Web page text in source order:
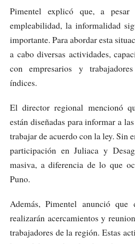
Pimentel explicó que, a
empleabilidad, la informalidad
importante. Para abordar esta
a cabo diversas actividades,
con empresarios y
índices.
El director regional mencionó
están diseñadas para informar a
trabajar de acuerdo con la ley. Sin
participación en Juliaca y
masiva, a diferencia de lo que
Puno.
Además, Pimentel anunció que
realizarán acercamientos y
trabajadores de la región. Estas